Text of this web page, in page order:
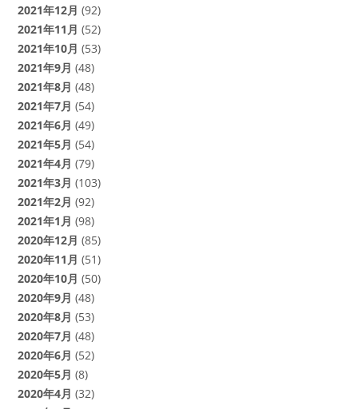
2021年12月 (92)
2021年11月 (52)
2021年10月 (53)
2021年9月 (48)
2021年8月 (48)
2021年7月 (54)
2021年6月 (49)
2021年5月 (54)
2021年4月 (79)
2021年3月 (103)
2021年2月 (92)
2021年1月 (98)
2020年12月 (85)
2020年11月 (51)
2020年10月 (50)
2020年9月 (48)
2020年8月 (53)
2020年7月 (48)
2020年6月 (52)
2020年5月 (8)
2020年4月 (32)